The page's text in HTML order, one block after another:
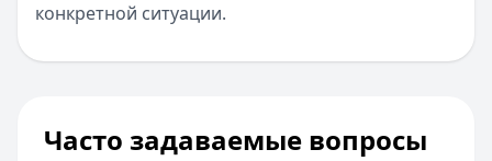
конкретной ситуации.
Часто задаваемые вопросы